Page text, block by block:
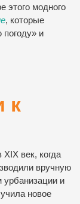
этого модного
, которые
и
к
век, когда
вручную
и
новое